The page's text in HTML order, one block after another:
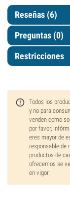
Reseñas (6)
Preguntas (0)
Restricciones
Todos los
y no para
venden como
por favor,
eres mayor de
responsable de
productos de
ofrecemos se
en vigor.